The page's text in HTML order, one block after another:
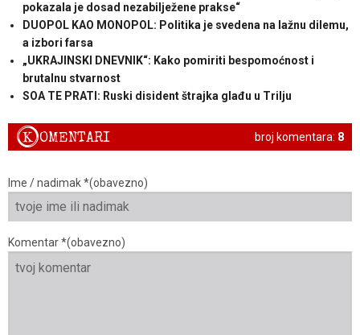
pokazala je dosad nezabilježene prakse“
DUOPOL KAO MONOPOL: Politika je svedena na lažnu dilemu,
a izbori farsa
„UKRAJINSKI DNEVNIK“: Kako pomiriti bespomoćnost i
brutalnu stvarnost
SOA TE PRATI: Ruski disident štrajka glađu u Trilju
broj komentara: 8
KOMENTARI
Ime / nadimak *(obavezno)
Komentar *(obavezno)